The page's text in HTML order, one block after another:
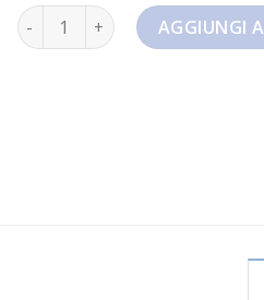
air force nere quantitàAGGIUNGI